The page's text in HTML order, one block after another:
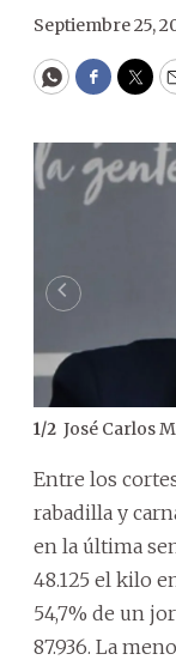
Septiembre 25,
WhatsApp
1/2 José Carlos
Entre los
rabadilla y
en la última
48.125 el kilo
54,7% de un
87.936. La